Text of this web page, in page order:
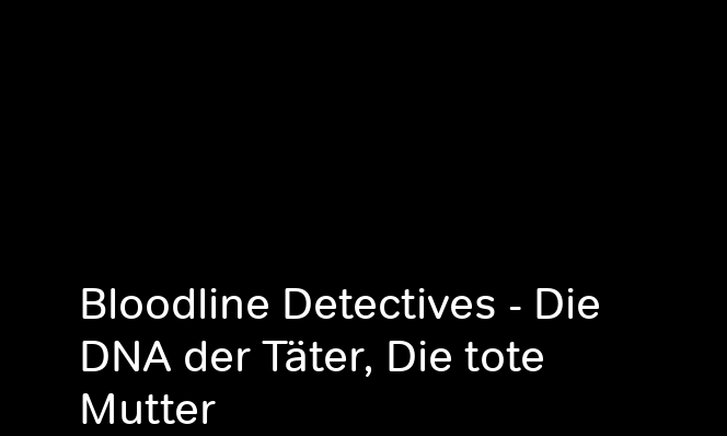
Bloodline Detectives - Die
DNA der Täter, Die tote
Mutter